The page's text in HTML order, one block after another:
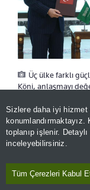
Sizlere daha iyi
toplanıp işlenir.
inceleyebilirsiniz.
Tüm Çerezleri Kabul
Üç ülke farklı
Köni, anlaşmayı
ÜÇ
Köni’ye göre
biri, üç ülkenin